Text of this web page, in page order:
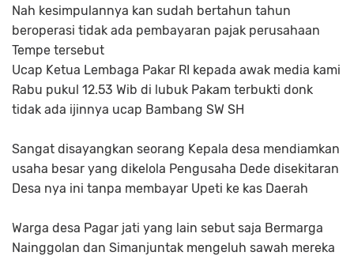
Nah kesimpulannya kan sudah bertahun tahun
beroperasi tidak ada pembayaran pajak perusahaan
Tempe tersebut
Ucap Ketua Lembaga Pakar RI kepada awak media kami
Rabu pukul 12.53 Wib di lubuk Pakam terbukti donk
tidak ada ijinnya ucap Bambang SW SH
Sangat disayangkan seorang Kepala desa mendiamkan
usaha besar yang dikelola Pengusaha Dede disekitaran
Desa nya ini tanpa membayar Upeti ke kas Daerah
Warga desa Pagar jati yang lain sebut saja Bermarga
Nainggolan dan Simanjuntak mengeluh sawah mereka